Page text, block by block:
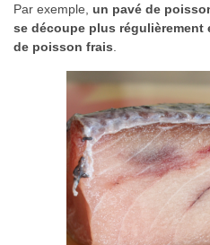
Par exemple, un pavé de
se découpe plus régulièrement
de poisson frais